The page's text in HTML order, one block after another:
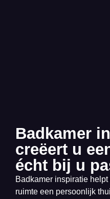
Badkamer
creëert u
écht bij u
Badkamer inspiratie
ruimte een persoonlijk